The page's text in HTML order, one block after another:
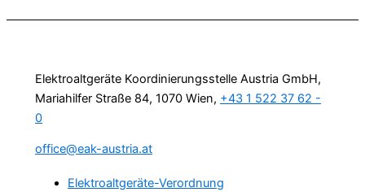
Elektroaltgeräte Koordinierungsstelle Austria GmbH,
Mariahilfer Straße 84, 1070 Wien, +43 1 522 37 62 -
0
office@eak-austria.at
Elektroaltgeräte-Verordnung